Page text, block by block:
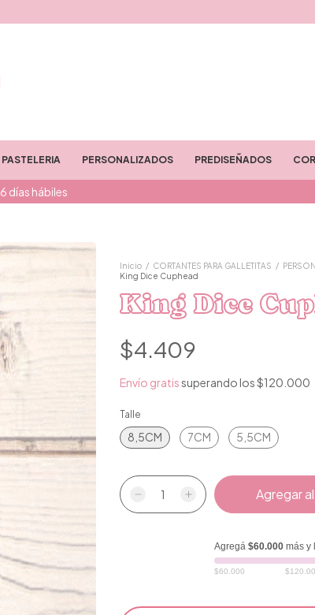
días hábiles
PERSONALIZADOS PREDISEÑADOS
Inicio / CORTANTES PARA GALLETITAS /
King Dice Cuphead
King Dice
$4.409
Envío gratissuperando los$120.000
Talle
8,5CM 7CM 5,5CM
Agregá $60.000 más y
$60.000